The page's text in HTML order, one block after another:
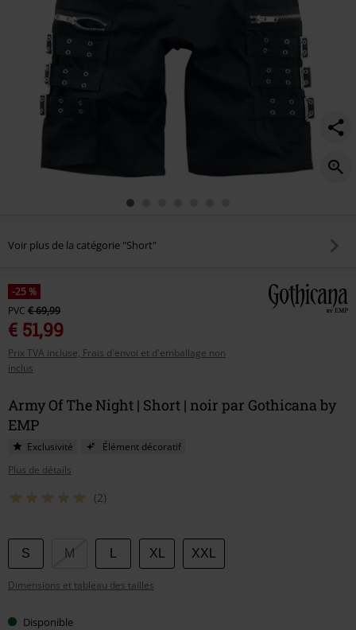
Voir plus de la catégorie "Short"
-25 %
PVC € 69,99
€ 51,99
Prix TVA incluse, Frais d'envoi et d'emballage non
inclus
Army Of The Night | Short | noir par Gothicana by
EMP
Exclusivité
Élément décoratif
Plus de détails
(2)
Choisissez
votre
taille
S M XL XXL
Dimensions et tableau des tailles
Disponible